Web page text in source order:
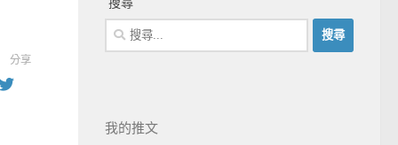
分享
我的推文